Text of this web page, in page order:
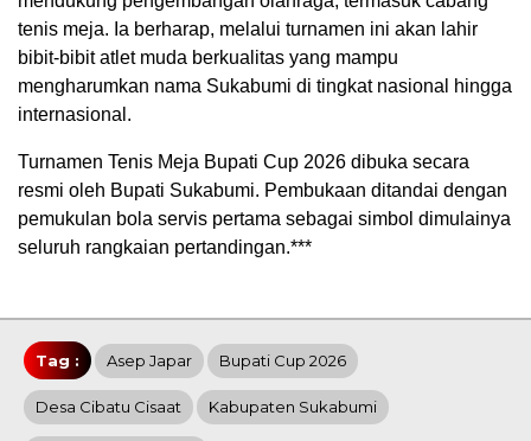
tenis meja. Ia berharap, melalui turnamen ini akan lahir
bibit-bibit atlet muda berkualitas yang mampu
mengharumkan nama Sukabumi di tingkat nasional hingga
internasional.
Turnamen Tenis Meja Bupati Cup 2026 dibuka secara
resmi oleh Bupati Sukabumi. Pembukaan ditandai dengan
pemukulan bola servis pertama sebagai simbol dimulainya
seluruh rangkaian pertandingan.***
Tag : Asep Japar Bupati Cup 2026
Desa Cibatu Cisaat Kabupaten Sukabumi